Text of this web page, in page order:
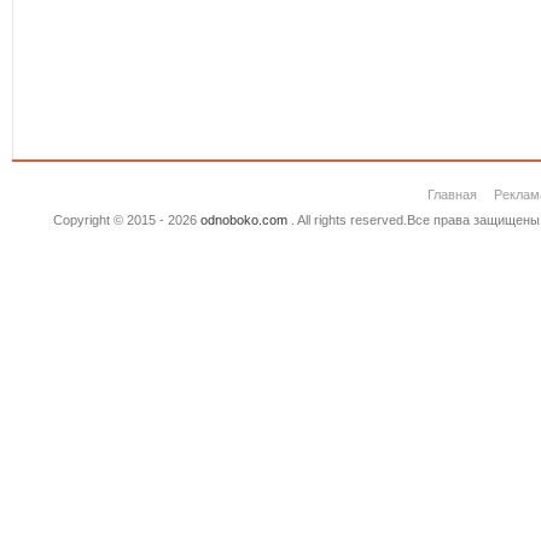
Главная
Copyright © 2015 - 2026 odnoboko.com. All rights reserved.Все права защищены.